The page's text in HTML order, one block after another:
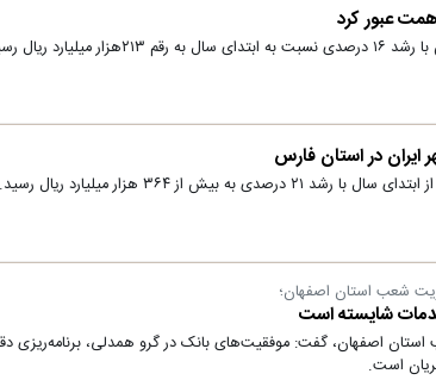
ریال رسید.
از ۳۶۴ هزار میلیارد ریال رسید.
شعب استان اصفهان؛
شایسته است
استان اصفهان، گفت: موفقیت‌های بانک در گرو همدلی، برنامه‌ریزی
است.